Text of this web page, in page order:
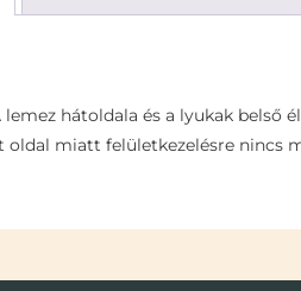
hátoldala és a lyukak belső
miatt felületkezelésre nincs